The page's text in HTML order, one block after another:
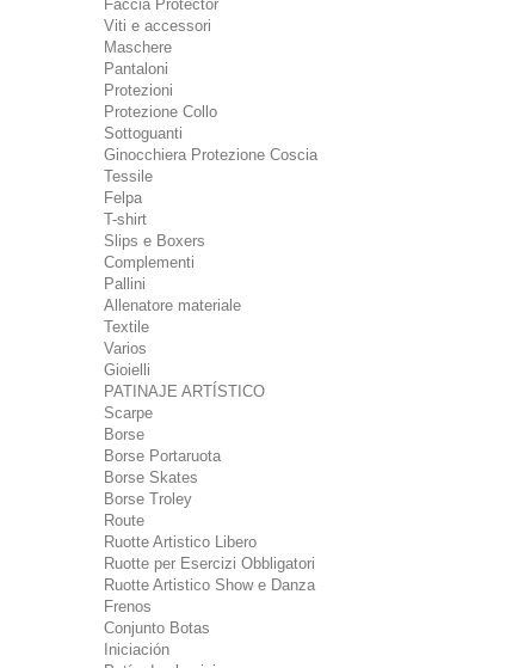
Faccia Protector
Viti e accessori
Maschere
Pantaloni
Protezioni
Protezione Collo
Sottoguanti
Ginocchiera Protezione Coscia
Tessile
Felpa
T-shirt
Slips e Boxers
Complementi
Pallini
Allenatore materiale
Textile
Varios
Gioielli
PATINAJE ARTÍSTICO
Scarpe
Borse
Borse Portaruota
Borse Skates
Borse Troley
Route
Ruotte Artistico Libero
Ruotte per Esercizi Obbligatori
Ruotte Artistico Show e Danza
Frenos
Conjunto Botas
Iniciación